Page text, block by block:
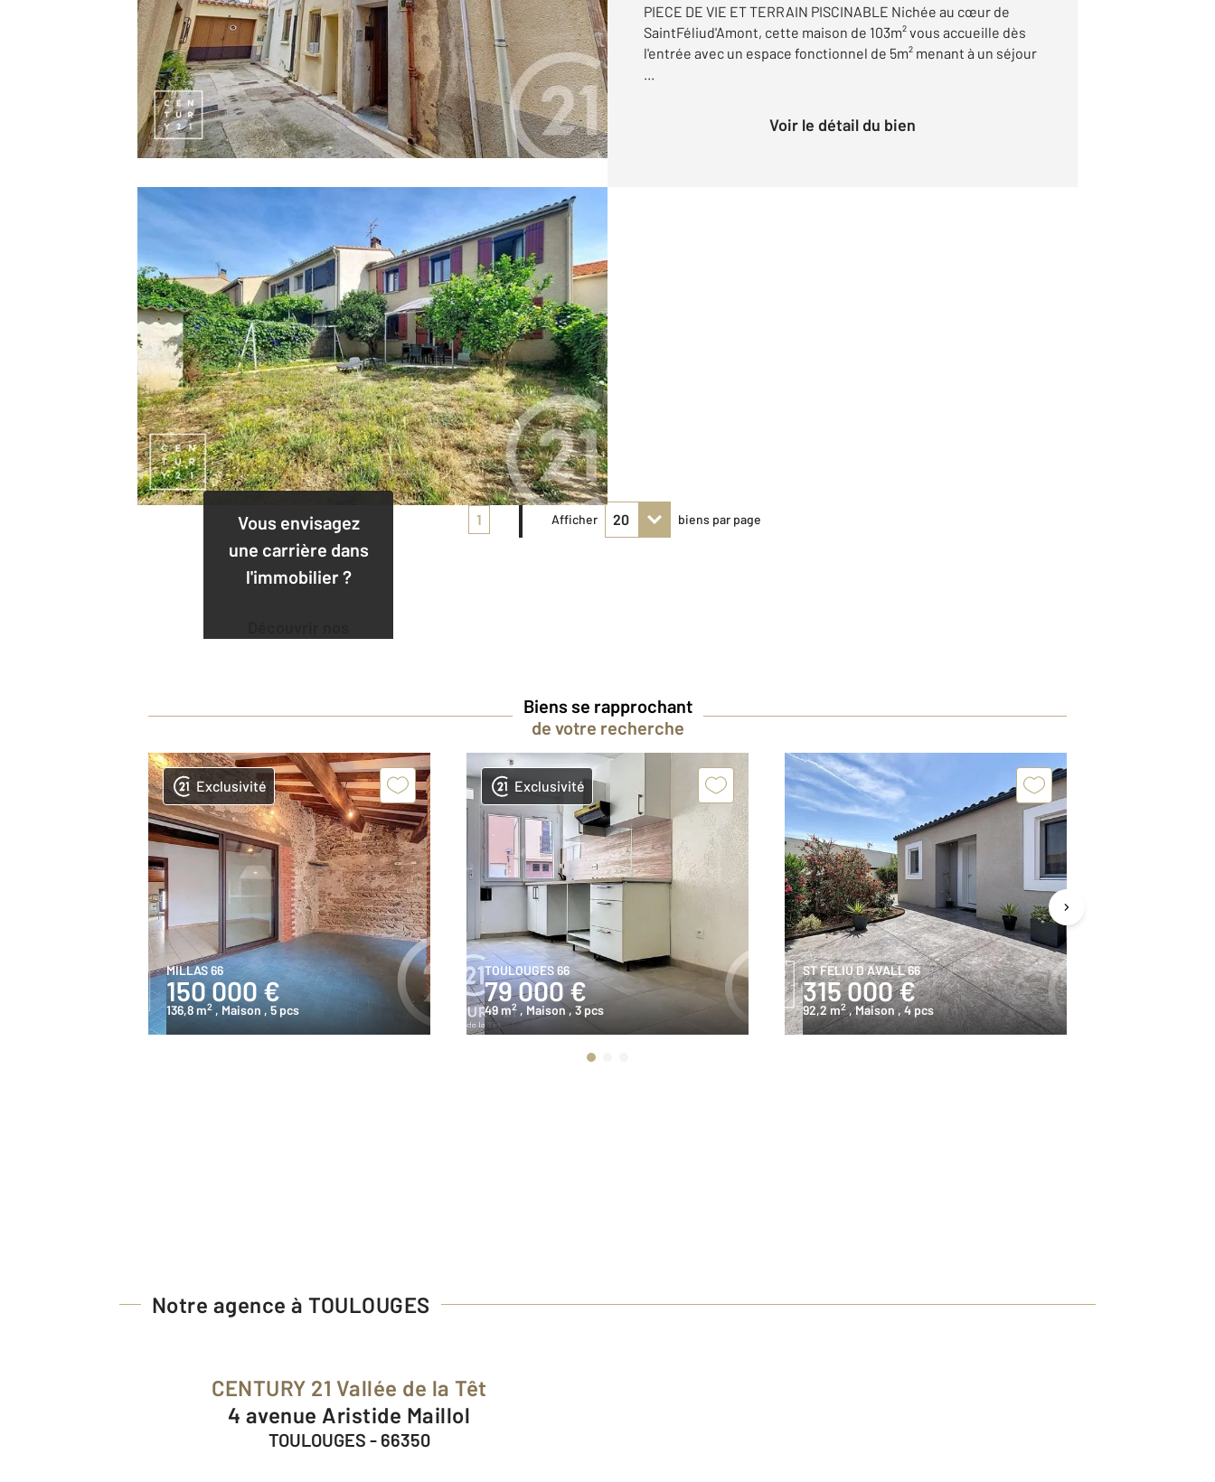
PIECE DE VIE ET TERRAIN PISCINABLE Nichée au cœur de
SaintFéliud'Amont, cette maison de 103m² vous accueille dès
l'entrée avec un espace fonctionnel de 5m² menant à un séjour
...
Voir le détail du bien
Vous envisagez
une carrière dans
l'immobilier ?
1 Afficher biens par page
Biens se rapprochant
de votre recherche
Exclusivité
MILLAS 66
150 000 €
136,8 m2 , Maison , 5 pcs
Exclusivité
TOULOUGES 66
79 000 €
49 m2 , Maison, 3 pcs
ST FELIU D AVALL 66
315 000 €
92,2 m2 , Maison, 4 pcs
Notre agence à TOULOUGES
CENTURY 21 Vallée de la Têt
4 avenue Aristide Maillol
TOULOUGES - 66350